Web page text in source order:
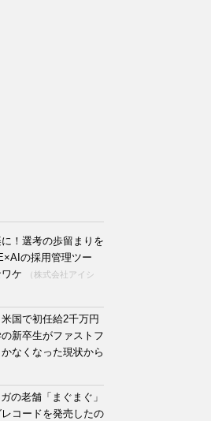
！選考の歩留まりを
の採用管理ツー
ケ
（株式会社アイシ
国で初任給2千万円
新卒生がファストフ
なくなった現状から
の老舗「まぐまぐ」
コードを発売したの